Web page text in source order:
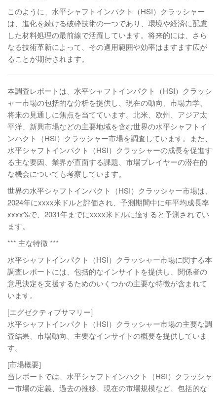
このように、水平シャフトインパクト（HSI）クラッシャー
は、進化を続ける破砕技術の一つであり、環境や経済に配慮
した材料処理の最前線で活躍しています。将来的には、さら
なる技術革新によって、その適用範囲や効率はますます広が
ることが期待されます。
本調査レポートは、水平シャフトインパクト（HSI）クラッシ
ャー市場の包括的な分析を提供し、現在の動向、市場力学、
将来の見通しに焦点を当てています。北米、欧州、アジア太
平洋、新興市場などの主要地域を含む世界の水平シャフトイ
ンパクト（HSI）クラッシャー市場を調査しています。また、
水平シャフトインパクト（HSI）クラッシャーの成長を促進す
る主な要因、業界が直面する課題、市場プレイヤーの潜在的
な機会についても考察しています。
世界の水平シャフトインパクト（HSI）クラッシャー市場は、
2024年にxxxx米ドルと評価され、予測期間中に年平均成長率
xxxx%で、2031年までにxxxx米ドルに達すると予測されてい
ます。
*** 主な特徴 ***
水平シャフトインパクト（HSI）クラッシャー市場に関する本
調査レポートには、包括的なインサイトを提供し、関係者の
意思決定を支援するためのいくつかの主要な特徴が含まれて
います。
[エグゼクティブサマリー]
水平シャフトインパクト（HSI）クラッシャー市場の主要な調
査結果、市場動向、主要なインサイトの概要を提供していま
す。
[市場概要]
当レポートでは、水平シャフトインパクト（HSI）クラッシャ
ー市場の定義、過去の推移、現在の市場規模など、包括的な